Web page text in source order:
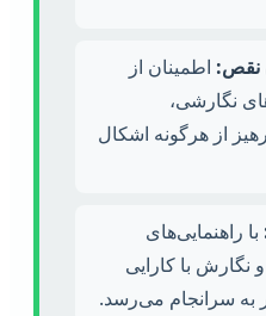
نقص: اطمینان از
نگارشی،
از هرگونه اشکال
با راهنمایی‌های
نگارش با کارایی
به سرانجام می‌رسد.